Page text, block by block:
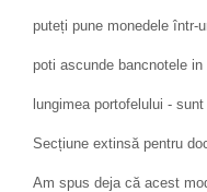
puteți pune monedele într-
poti ascunde bancnotele
lungimea portofelului -
Secțiune extinsă pentru
Am spus deja că acest